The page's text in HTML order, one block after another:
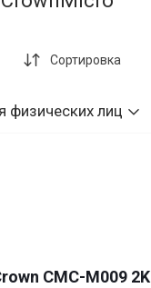
Сортировка
физических лиц
CMC-M009 2K